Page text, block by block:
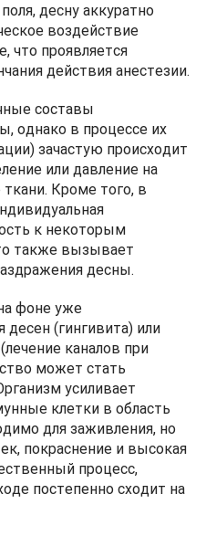
десну аккуратно
воздействие
что проявляется
действия анестезии.
составы
однако в процессе их
зачастую происходит
или давление на
Кроме того, в
к некоторым
также вызывает
десны.
фоне уже
(гингивита) или
каналов при
может стать
усиливает
клетки в область
для заживления, но
покраснение и высокая
процесс,
постепенно сходит на